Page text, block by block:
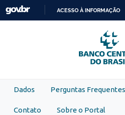
Skip to main content
PARA
O
ACESSO À INFORMAÇÃO
Dados Perguntas Frequentes
Contato Sobre o Portal